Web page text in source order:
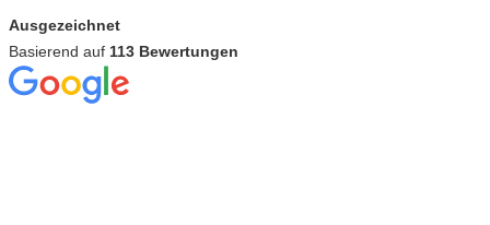
Ausgezeichnet
Basierend auf 113 Bewertungen